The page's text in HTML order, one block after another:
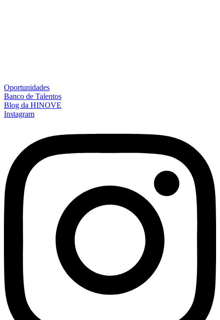
Oportunidades
Banco de Talentos
Blog da HINOVE
Instagram